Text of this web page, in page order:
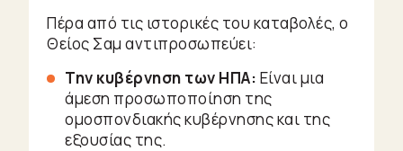
Πέρα από τις ιστορικές του καταβολές, ο
Θείος Σαμ αντιπροσωπεύει:
Την κυβέρνηση των ΗΠΑ: Είναι μια
άμεση προσωποποίηση της
ομοσπονδιακής κυβέρνησης και της
εξουσίας της.